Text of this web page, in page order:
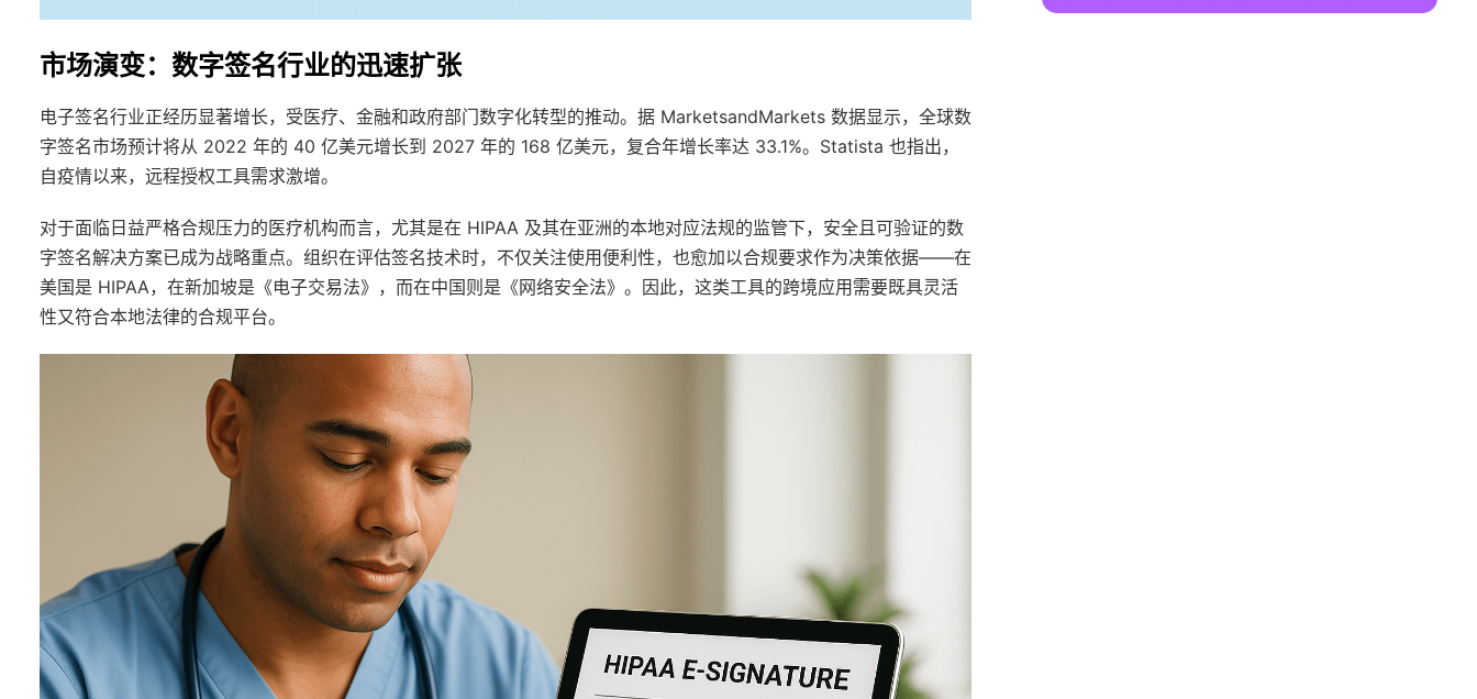
市场演变：数字签名行业的迅速扩张
电子签名行业正经历显著增长，受医疗、金融和政府部门数字化转型的推动。据 MarketsandMarkets 数据显示，全球数
字签名市场预计将从 2022 年的 40 亿美元增长到 2027 年的 168 亿美元，复合年增长率达 33.1%。Statista 也指出，
自疫情以来，远程授权工具需求激增。
对于面临日益严格合规压力的医疗机构而言，尤其是在 HIPAA 及其在亚洲的本地对应法规的监管下，安全且可验证的数
字签名解决方案已成为战略重点。组织在评估签名技术时，不仅关注使用便利性，也愈加以合规要求作为决策依据——在
美国是 HIPAA，在新加坡是《电子交易法》，而在中国则是《网络安全法》。因此，这类工具的跨境应用需要既具灵活
性又符合本地法律的合规平台。